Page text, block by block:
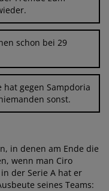
schon bei 29
hat gegen Sampdoria
sonst.
in denen am Ende die
wenn man Ciro
der Serie A hat er
seines Teams: